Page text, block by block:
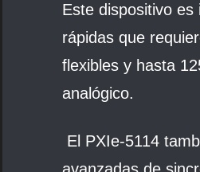
Este dispositivo es
rápidas que
flexibles y hasta
analógico.
El PXIe‑5114